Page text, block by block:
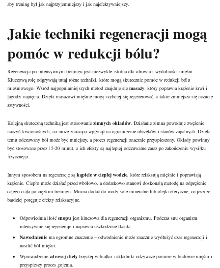
aby trening był jak najprzyjemniejszy i jak najefektywniejszy.
Jakie techniki regeneracji mogą
pomóc w redukcji bólu?
Regeneracja po intensywnym treningu jest niezwykle istotna dla zdrowia i wydolności mięśni.
Kluczową rolę odgrywają tutaj różne techniki, które mogą skutecznie pomóc w redukcji bólu
mięśniowego. Wśród najpopularniejszych metod znajduje się masaży, który poprawia krążenie krwi i
łagodzi napięcia. Dzięki masażowi mięśnie mogą szybciej się regenerować, a także zmniejsza się uczucie
sztywności.
Kolejną skuteczną techniką jest stosowanie zimnych okładów. Działanie zimna powoduje zwężenie
naczyń krwionośnych, co może znacząco wpłynąć na ograniczenie obrzęków i stanów zapalnych. Dzięki
temu odczuwany ból może być mniejszy, a proces regeneracji znacznie przyspieszony. Okłady powinny
być stosowane przez 15-20 minut, a ich efekty są najlepiej odczuwalne zaraz po zakończeniu wysiłku
fizycznego.
Innym sposobem na regenerację sąkąpiele w ciepłej wodzie, które relaksują mięśnie i poprawiają
krążenie. Ciepło może działać przeciwbólowo, a dodatkowo stanowi doskonałą metodę na odprężenie
całego ciała po ciężkim treningu. Można dodać do wody sole mineralne lub olejki eteryczne, co jeszcze
bardziej potęguje efekty relaksacyjne.
Odpowiednia ilość snopu jest kluczowa dla regeneracji organizmu. Podczas snu organizm
intensywnie się regeneruje i naprawia uszkodzone tkanki.
Nawodnienie ma ogromne znaczenie – odwodnienie może znacznie wydłużyć czas regeneracji i
nasilić ból mięśni.
Wprowadzenie zdrowej diety bogatej w białko i składniki odżywcze pomoże w budowie mięśni i
przyspieszy proces gojenia.